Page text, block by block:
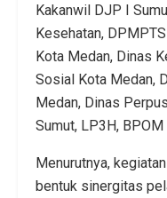
Kakanwil DJP I
Kesehatan,
Kota Medan, Dinas
Sosial Kota Medan,
Medan, Dinas
Sumut, LP3H,
Menurutnya,
bentuk sinergitas